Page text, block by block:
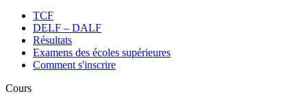
TCF
DELF – DALF
Résultats
Examens des écoles supérieures
Comment s'inscrire
Cours